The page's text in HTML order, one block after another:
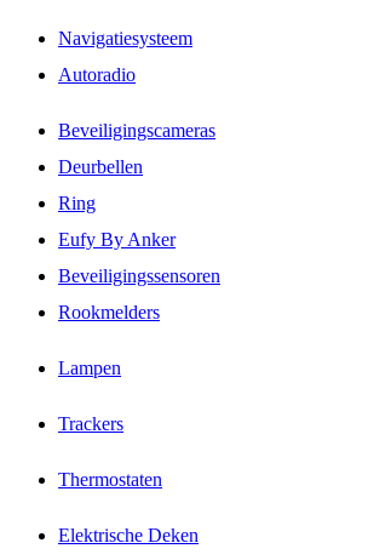
Navigatiesysteem
Autoradio
Beveiligingscameras
Deurbellen
Ring
Eufy By Anker
Beveiligingssensoren
Rookmelders
Lampen
Trackers
Thermostaten
Elektrische Deken